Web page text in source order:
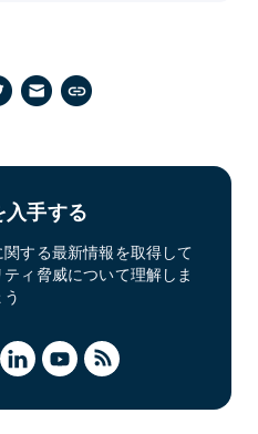
手する
する最新情報を取得して
ィ脅威について理解しま